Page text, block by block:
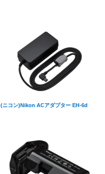
(ニコン)Nikon ACアダプター EH-6d